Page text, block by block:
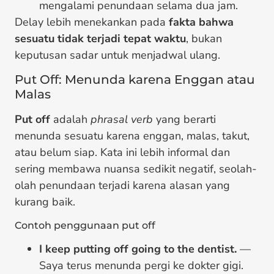
mengalami penundaan selama dua jam.
Delay lebih menekankan pada fakta bahwa
sesuatu tidak terjadi tepat waktu, bukan
keputusan sadar untuk menjadwal ulang.
Put Off: Menunda karena Enggan atau
Malas
Put off adalah phrasal verb yang berarti
menunda sesuatu karena enggan, malas, takut,
atau belum siap. Kata ini lebih informal dan
sering membawa nuansa sedikit negatif, seolah-
olah penundaan terjadi karena alasan yang
kurang baik.
Contoh penggunaan put off
I keep putting off going to the dentist. —
Saya terus menunda pergi ke dokter gigi.